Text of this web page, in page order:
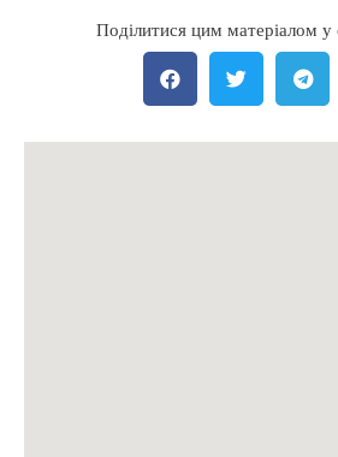
Поділитися цим матеріалом